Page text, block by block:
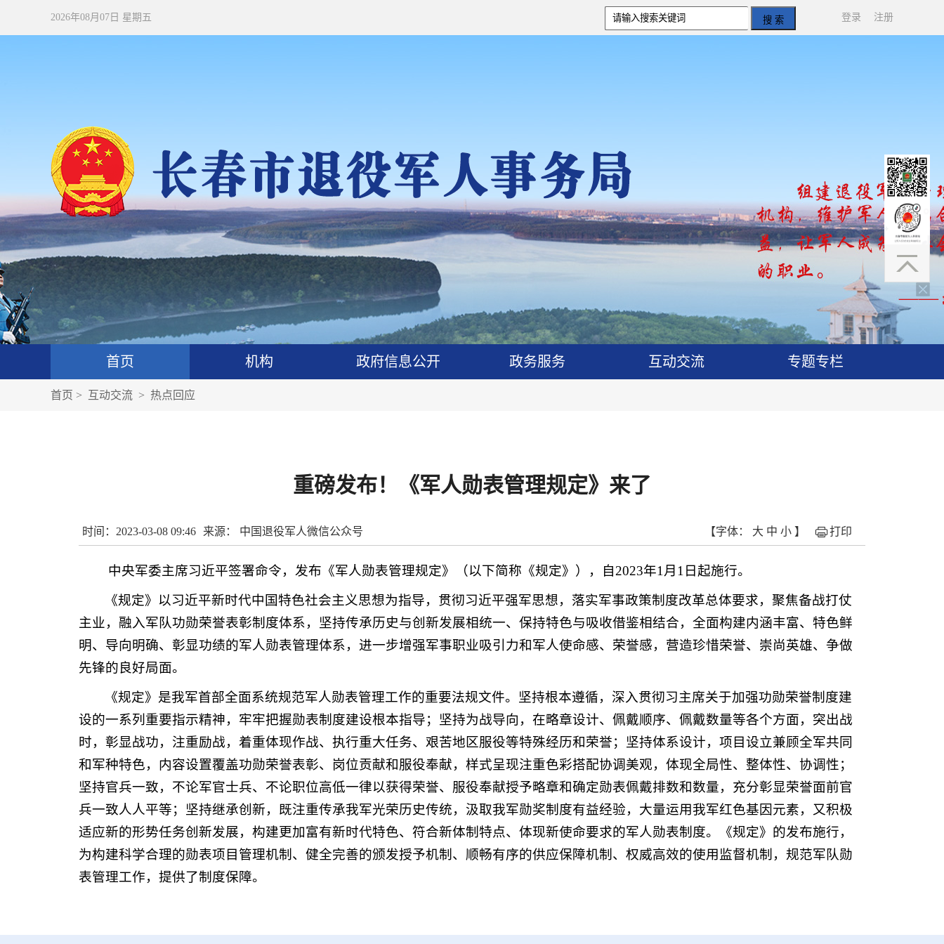
2026年08月07日 星期五 登录 注册
首页 机构 政府信息公开 政务服务 互动交流 专题专栏
首页 > 互动交流 > 热点回应
重磅发布！《军人勋表管理规定》来了
时间：2023-03-08 09:46 来源： 中国退役军人微信公众号 【字体： 大 中 小 】 打印
中央军委主席习近平签署命令，发布《军人勋表管理规定》（以下简称《规定》），自2023年1月1日起施行。
《规定》以习近平新时代中国特色社会主义思想为指导，贯彻习近平强军思想，落实军事政策制度改革总体要求，聚焦备战打仗
主业，融入军队功勋荣誉表彰制度体系，坚持传承历史与创新发展相统一、保持特色与吸收借鉴相结合，全面构建内涵丰富、特色鲜
明、导向明确、彰显功绩的军人勋表管理体系，进一步增强军事职业吸引力和军人使命感、荣誉感，营造珍惜荣誉、崇尚英雄、争做
先锋的良好局面。
《规定》是我军首部全面系统规范军人勋表管理工作的重要法规文件。 坚持根本遵循，深入贯彻习主席关于加强功勋荣誉制度建
设的一系列重要指示精神，牢牢把握勋表制度建设根本指导；坚持为战导向，在略章设计、佩戴顺序、佩戴数量等各个方面，突出战
时，彰显战功，注重励战，着重体现作战、执行重大任务、艰苦地区服役等特殊经历和荣誉；坚持体系设计，项目设立兼顾全军共同
和军种特色，内容设置覆盖功勋荣誉表彰、岗位贡献和服役奉献，样式呈现注重色彩搭配协调美观，体现全局性、整体性、协调性；
坚持官兵一致，不论军官士兵、不论职位高低一律以获得荣誉、服役奉献授予略章和确定勋表佩戴排数和数量，充分彰显荣誉面前官
兵一致人人平等；坚持继承创新，既注重传承我军光荣历史传统，汲取我军勋奖制度有益经验，大量运用我军红色基因元素，又积极
适应新的形势任务创新发展，构建更加富有新时代特色、符合新体制特点、体现新使命要求的军人勋表制度。《规定》的发布施行，
为构建科学合理的勋表项目管理机制、健全完善的颁发授予机制、顺畅有序的供应保障机制、权威高效的使用监督机制，规范军队勋
表管理工作，提供了制度保障。